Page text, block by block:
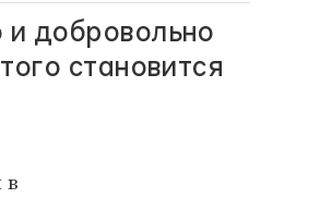
добровольно
становится
в